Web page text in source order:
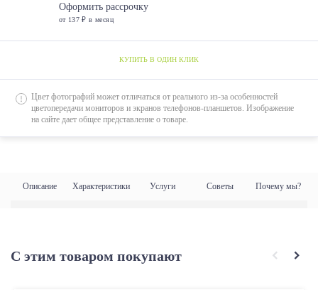
Описание Характеристики Услуги Советы Почему мы?
Оформить рассрочку
от 137 ₽ в месяц
КУПИТЬ В ОДИН КЛИК
Цвет фотографий может отличаться от реального из-за особенностей
цветопередачи мониторов и экранов телефонов-планшетов. Изображение
на сайте дает общее представление о товаре.
С этим товаром покупают